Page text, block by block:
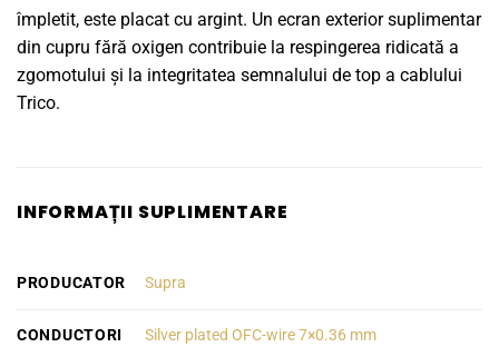
împletit, este placat cu argint. Un ecran exterior suplimentar
din cupru fără oxigen contribuie la respingerea ridicată a
zgomotului și la integritatea semnalului de top a cablului
Trico.
INFORMAȚII SUPLIMENTARE
PRODUCATOR Supra
CONDUCTORI Silver plated OFC-wire 7×0.36 mm